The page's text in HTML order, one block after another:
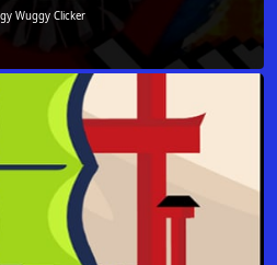
Wuggy Clicker